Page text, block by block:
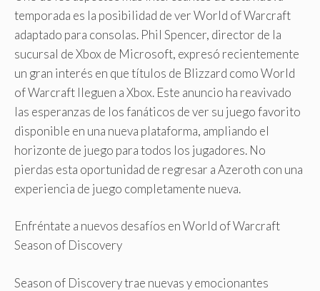
temporada es la posibilidad de ver World of Warcraft
adaptado para consolas. Phil Spencer, director de la
sucursal de Xbox de Microsoft, expresó recientemente
un gran interés en que títulos de Blizzard como World
of Warcraft lleguen a Xbox. Este anuncio ha reavivado
las esperanzas de los fanáticos de ver su juego favorito
disponible en una nueva plataforma, ampliando el
horizonte de juego para todos los jugadores. No
pierdas esta oportunidad de regresar a Azeroth con una
experiencia de juego completamente nueva.
Enfréntate a nuevos desafíos en World of Warcraft
Season of Discovery
Season of Discovery trae nuevas y emocionantes